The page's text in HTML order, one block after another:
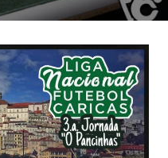
A
E
G
Ç
Ã
O